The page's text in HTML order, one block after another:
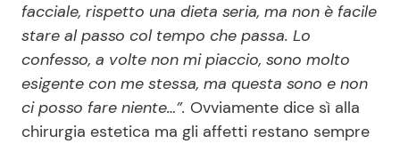
facciale, rispetto una dieta seria, ma non è facile
stare al passo col tempo che passa. Lo
confesso, a volte non mi piaccio, sono molto
esigente con me stessa, ma questa sono e non
ci posso fare niente…”. Ovviamente dice sì alla
chirurgia estetica ma gli affetti restano sempre